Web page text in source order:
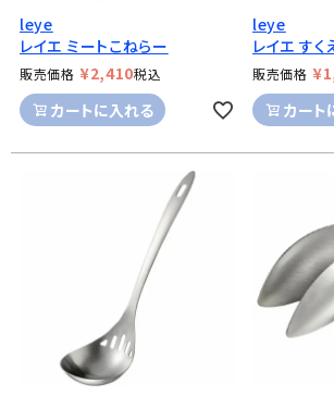
leye
レイエ ミートこねらー
販売価格 ¥2,410税込
カートに入れる
leye
レイエ すく
販売価格 ¥
カート